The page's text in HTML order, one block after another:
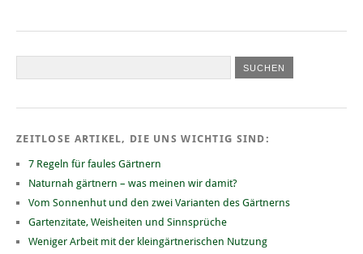
ZEITLOSE ARTIKEL, DIE UNS WICHTIG SIND:
7 Regeln für faules Gärtnern
Naturnah gärtnern – was meinen wir damit?
Vom Sonnenhut und den zwei Varianten des Gärtnerns
Gartenzitate, Weisheiten und Sinnsprüche
Weniger Arbeit mit der kleingärtnerischen Nutzung